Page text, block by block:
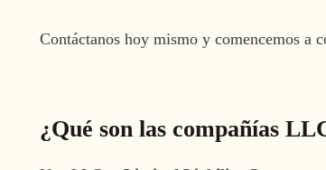
Contáctanos hoy mismo y comencemos a
¿Qué son las compañías